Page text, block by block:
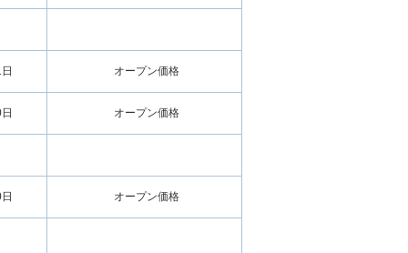
オープン価格
オープン価格
オープン価格